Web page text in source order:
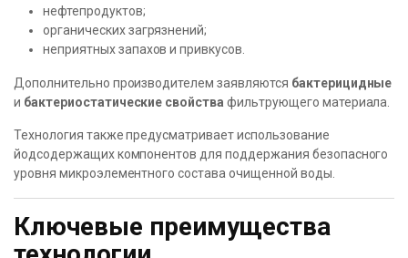
нефтепродуктов;
органических загрязнений;
неприятных запахов и привкусов.
Дополнительно производителем заявляются бактерицидные
и бактериостатические свойства фильтрующего материала.
Технология также предусматривает использование
йодсодержащих компонентов для поддержания безопасного
уровня микроэлементного состава очищенной воды.
Ключевые преимущества